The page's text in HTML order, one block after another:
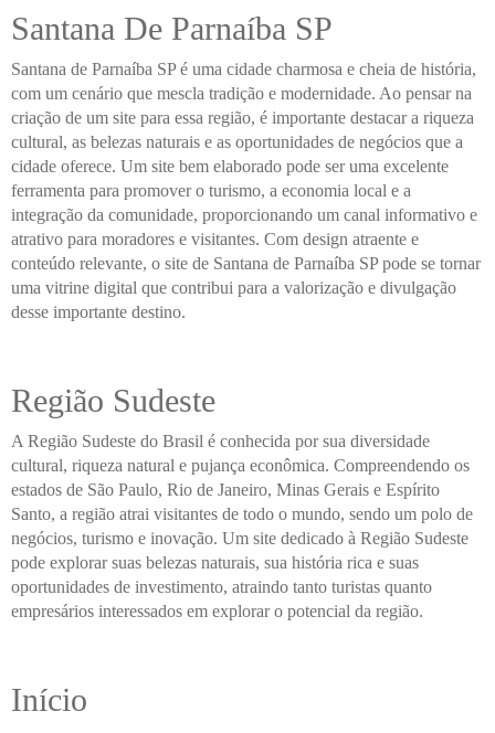
Santana De Parnaíba SP
Santana de Parnaíba SP é uma cidade charmosa e cheia de história,
com um cenário que mescla tradição e modernidade. Ao pensar na
criação de um site para essa região, é importante destacar a riqueza
cultural, as belezas naturais e as oportunidades de negócios que a
cidade oferece. Um site bem elaborado pode ser uma excelente
ferramenta para promover o turismo, a economia local e a
integração da comunidade, proporcionando um canal informativo e
atrativo para moradores e visitantes. Com design atraente e
conteúdo relevante, o site de Santana de Parnaíba SP pode se tornar
uma vitrine digital que contribui para a valorização e divulgação
desse importante destino.
Região Sudeste
A Região Sudeste do Brasil é conhecida por sua diversidade
cultural, riqueza natural e pujança econômica. Compreendendo os
estados de São Paulo, Rio de Janeiro, Minas Gerais e Espírito
Santo, a região atrai visitantes de todo o mundo, sendo um polo de
negócios, turismo e inovação. Um site dedicado à Região Sudeste
pode explorar suas belezas naturais, sua história rica e suas
oportunidades de investimento, atraindo tanto turistas quanto
empresários interessados em explorar o potencial da região.
Início